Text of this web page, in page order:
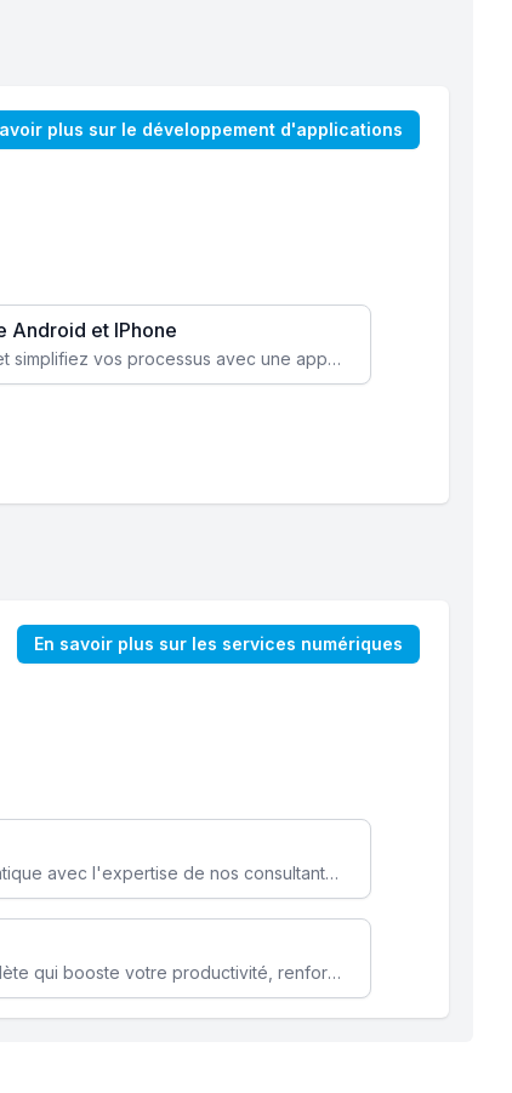
plus sur le développement d'applications
Android et IPhone
Augmentez l’engagement client et simplifiez vos processus avec une application mobile sur mesure, disponible sur iOS et Android.
En savoir plus sur les services numériques
Optimisez votre stratégie informatique avec l'expertise de nos consultants pour améliorer votre efficacité et sécurité.
Microsoft 365 une solution complète qui booste votre productivité, renforce la sécurité de vos données et facilite la collaboration.